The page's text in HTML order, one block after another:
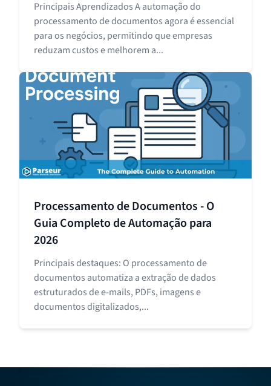
Principais Aprendizados A automação do
processamento de documentos agora é essencial
para os negócios, permitindo que empresas
reduzam custos e melhorem a...
Processamento de Documentos - O
Guia Completo de Automação para
2026
Principais destaques: O processamento de
documentos automatiza a extração de dados
estruturados de e-mails, PDFs, imagens e
documentos digitalizados,...